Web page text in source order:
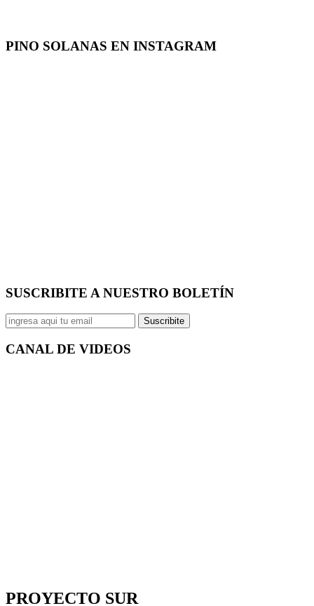
PINO SOLANAS EN INSTAGRAM
SUSCRIBITE A NUESTRO BOLETÍN
Suscribite
CANAL DE VIDEOS
PROYECTO SUR